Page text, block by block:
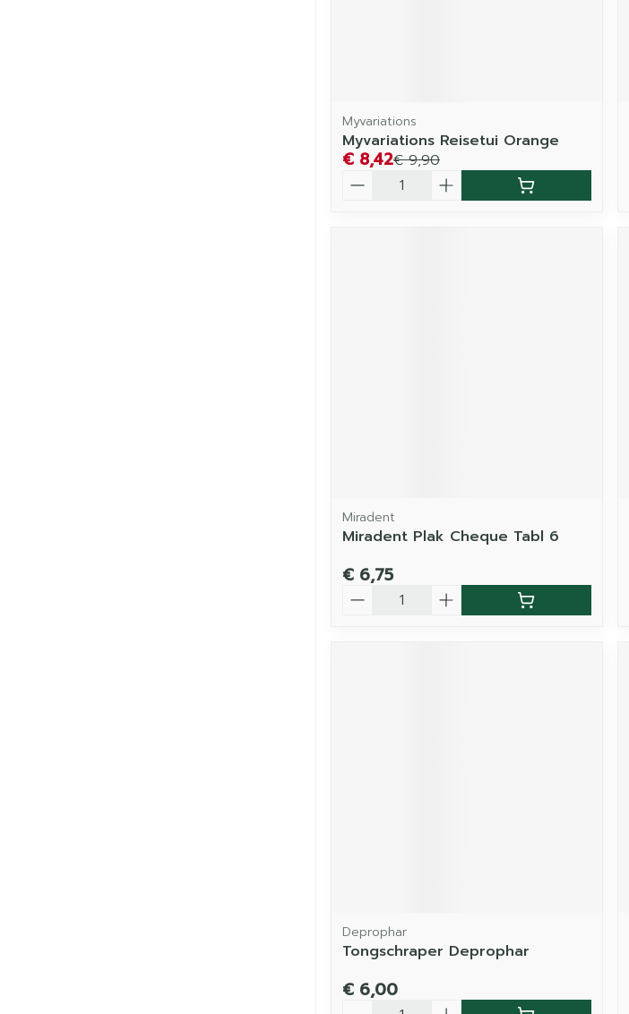
Myvariations
Myvariations Reisetui Orange
€ 9,90
€ 8,42
Miradent
Miradent Plak Cheque Tabl 6
€ 6,75
Deprophar
Tongschraper Deprophar
€ 6,00